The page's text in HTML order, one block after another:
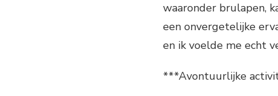
waaronder brulapen,
een onvergetelijke
en ik voelde me echt
***Avontuurlijke